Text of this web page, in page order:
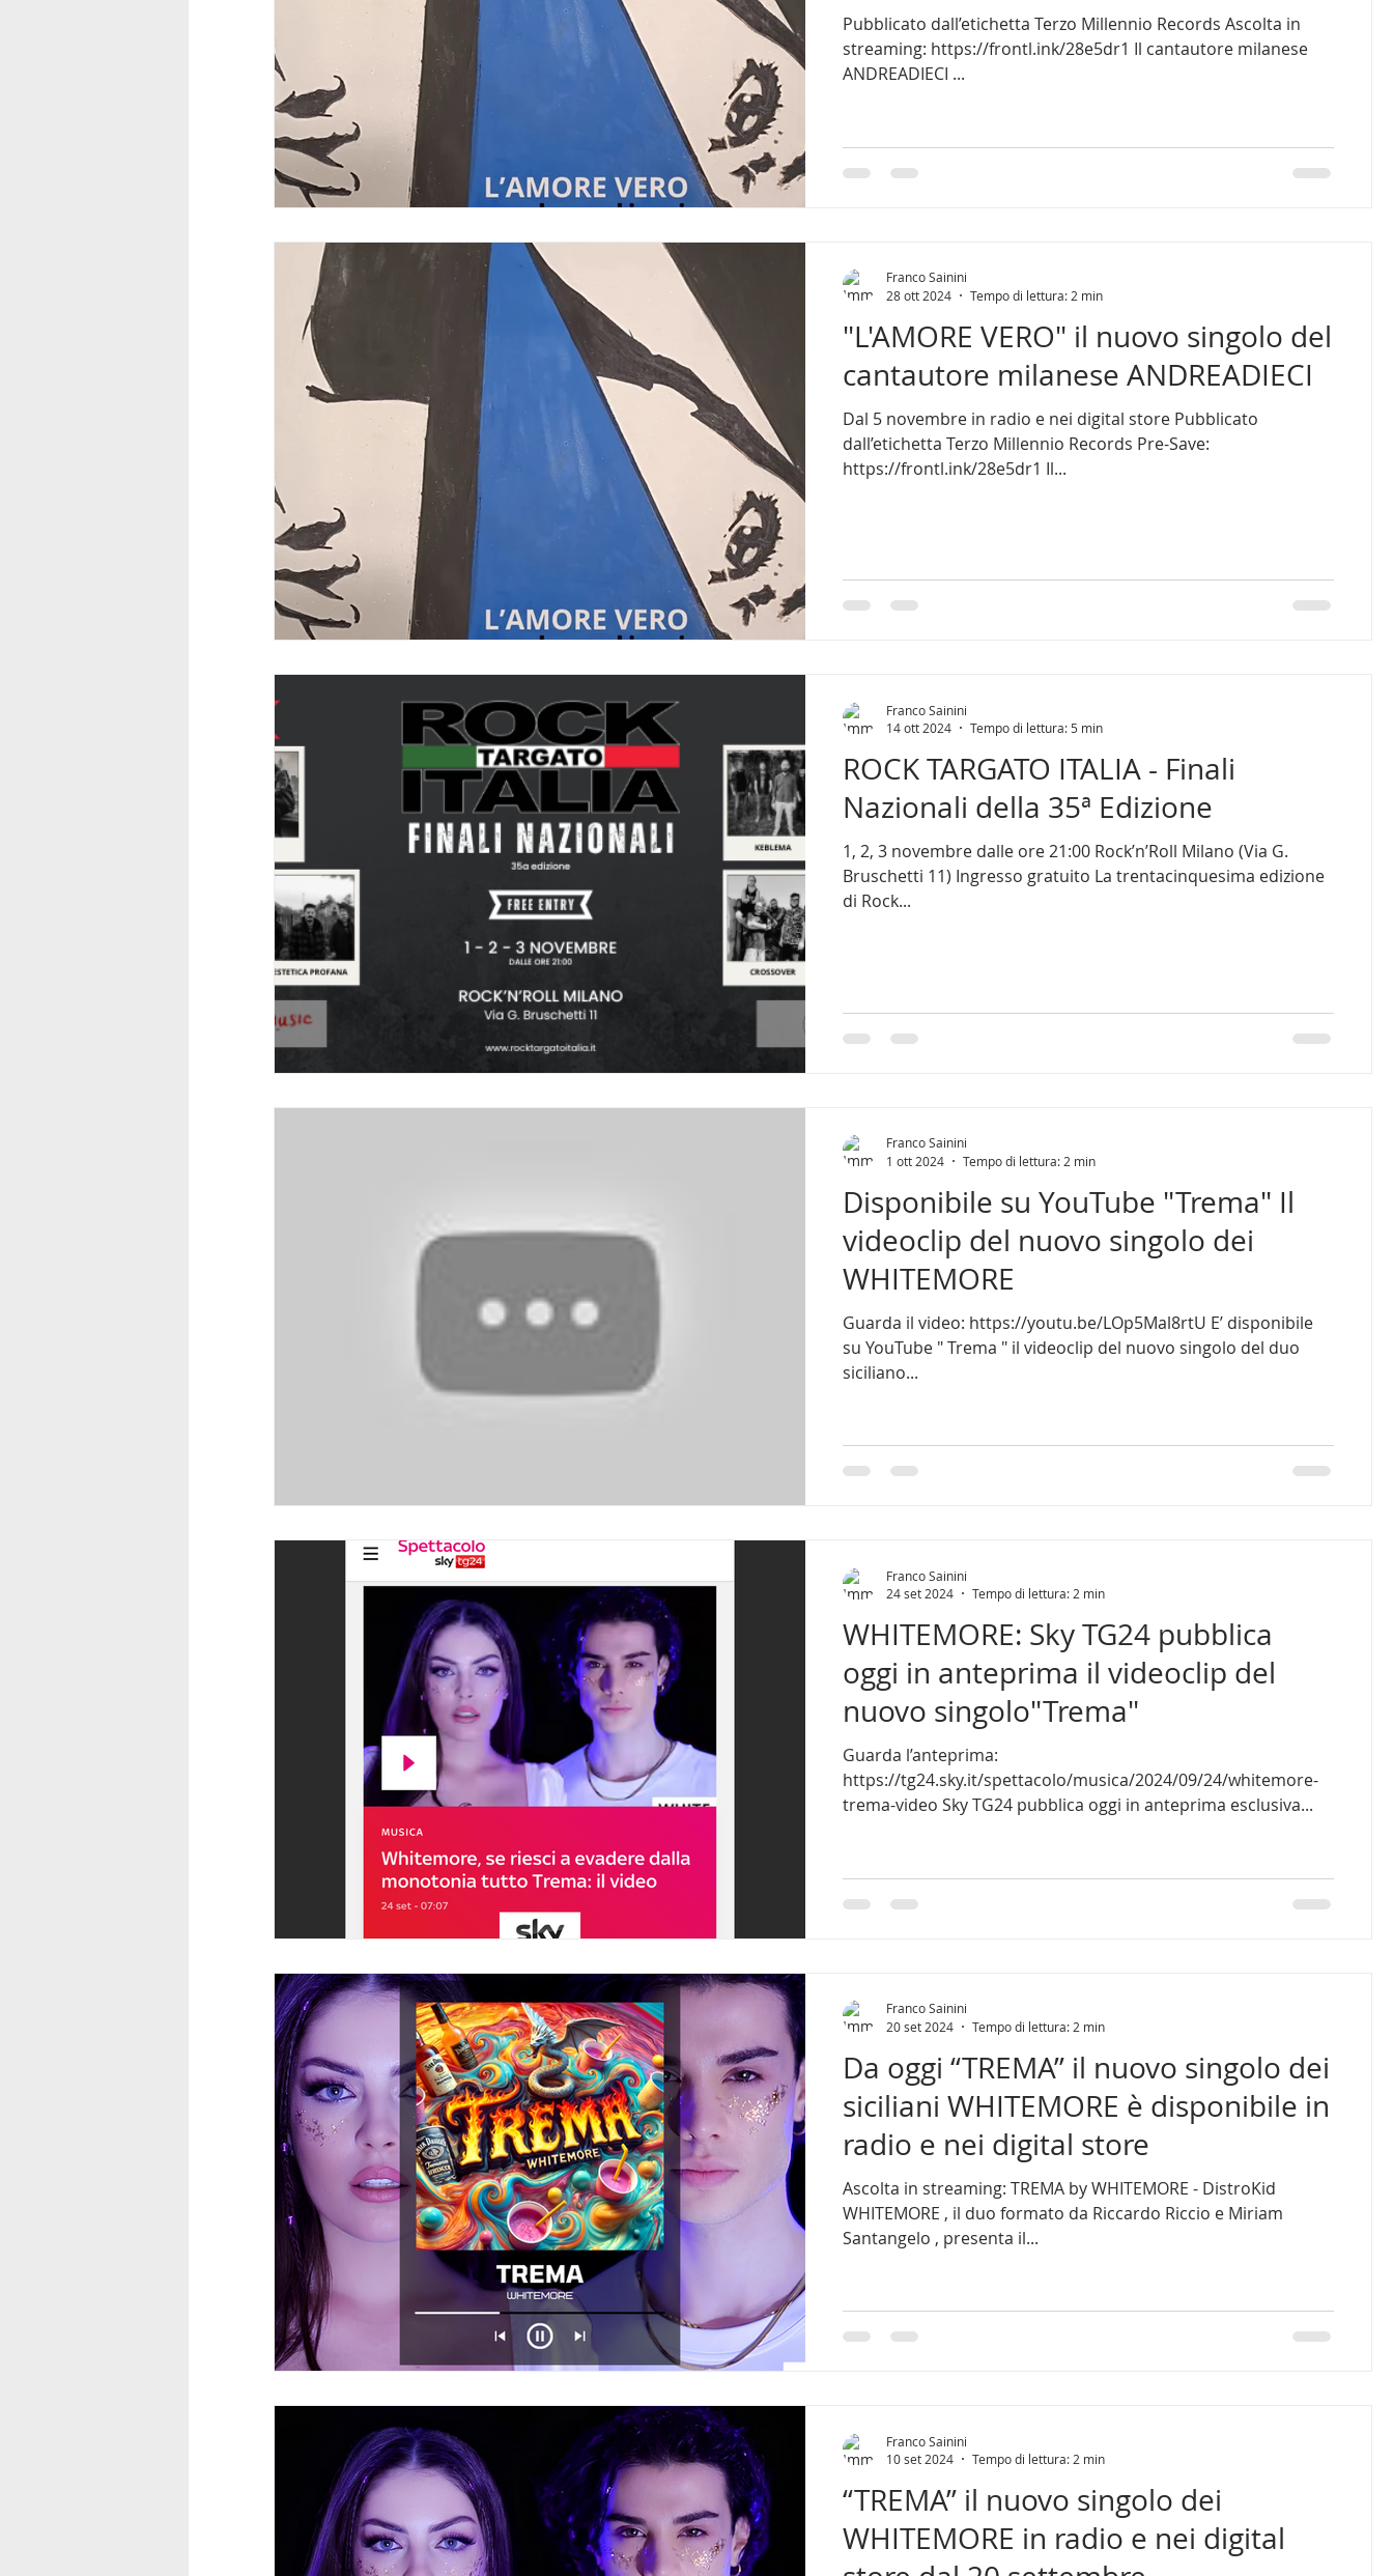
Pubblicato dall’etichetta Terzo Millennio Records Ascolta in
streaming: https://frontl.ink/28e5dr1 Il cantautore milanese
ANDREADIECI ...
"L'AMORE VERO" il nuovo singolo del
cantautore milanese ANDREADIECI
Dal 5 novembre in radio e nei digital store Pubblicato
dall’etichetta Terzo Millennio Records Pre-Save:
https://frontl.ink/28e5dr1 Il...
Franco Sainini
28 ott 2024
Tempo di lettura: 2 min
ROCK TARGATO ITALIA - Finali
Nazionali della 35ª Edizione
1, 2, 3 novembre dalle ore 21:00 Rock’n’Roll Milano (Via G.
Bruschetti 11) Ingresso gratuito La trentacinquesima edizione
di Rock...
Franco Sainini
14 ott 2024
Tempo di lettura: 5 min
Disponibile su YouTube "Trema" Il
videoclip del nuovo singolo dei
WHITEMORE
Guarda il video: https://youtu.be/LOp5Mal8rtU E’ disponibile
su YouTube " Trema " il videoclip del nuovo singolo del duo
siciliano...
Franco Sainini
1 ott 2024
Tempo di lettura: 2 min
WHITEMORE: Sky TG24 pubblica
oggi in anteprima il videoclip del
nuovo singolo"Trema"
Guarda l’anteprima:
https://tg24.sky.it/spettacolo/musica/2024/09/24/whitemore-
trema-video Sky TG24 pubblica oggi in anteprima esclusiva...
Franco Sainini
24 set 2024
Tempo di lettura: 2 min
Da oggi “TREMA” il nuovo singolo dei
siciliani WHITEMORE è disponibile in
radio e nei digital store
Ascolta in streaming: TREMA by WHITEMORE - DistroKid
WHITEMORE , il duo formato da Riccardo Riccio e Miriam
Santangelo , presenta il...
Franco Sainini
20 set 2024
Tempo di lettura: 2 min
“TREMA” il nuovo singolo dei
WHITEMORE in radio e nei digital
Franco Sainini
10 set 2024
Tempo di lettura: 2 min